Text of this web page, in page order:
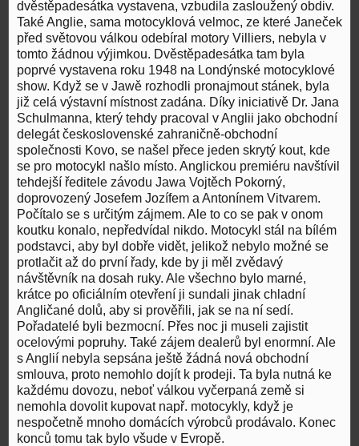
dvěstěpadesátka vystavena, vzbudila zasloužený obdiv.
Také Anglie, sama motocyklová velmoc, ze které Janeček
před světovou válkou odebíral motory Villiers, nebyla v
tomto žádnou výjimkou. Dvěstěpadesátka tam byla
poprvé vystavena roku 1948 na Londýnské motocyklové
show. Když se v Jawě rozhodli pronajmout stánek, byla
již celá výstavní místnost zadána. Díky iniciativě Dr. Jana
Schulmanna, který tehdy pracoval v Anglii jako obchodní
delegát československé zahraničně-obchodní
společnosti Kovo, se našel přece jeden skrytý kout, kde
se pro motocykl našlo místo. Anglickou premiéru navštívil
tehdejší ředitele závodu Jawa Vojtěch Pokorný,
doprovozený Josefem Jozífem a Antonínem Vitvarem.
Počítalo se s určitým zájmem. Ale to co se pak v onom
koutku konalo, nepředvídal nikdo. Motocykl stál na bílém
podstavci, aby byl dobře vidět, jelikož nebylo možné se
protlačit až do první řady, kde by ji měl zvědavý
návštěvník na dosah ruky. Ale všechno bylo marné,
krátce po oficiálním otevření ji sundali jinak chladní
Angličané dolů, aby si prověřili, jak se na ní sedí.
Pořadatelé byli bezmocní. Přes noc ji museli zajistit
ocelovými popruhy. Také zájem dealerů byl enormní. Ale
s Anglií nebyla sepsána ještě žádná nová obchodní
smlouva, proto nemohlo dojít k prodeji. Ta byla nutná ke
každému dovozu, neboť válkou vyčerpaná země si
nemohla dovolit kupovat např. motocykly, když je
nespočetně mnoho domácích výrobců prodávalo. Konec
konců tomu tak bylo všude v Evropě.